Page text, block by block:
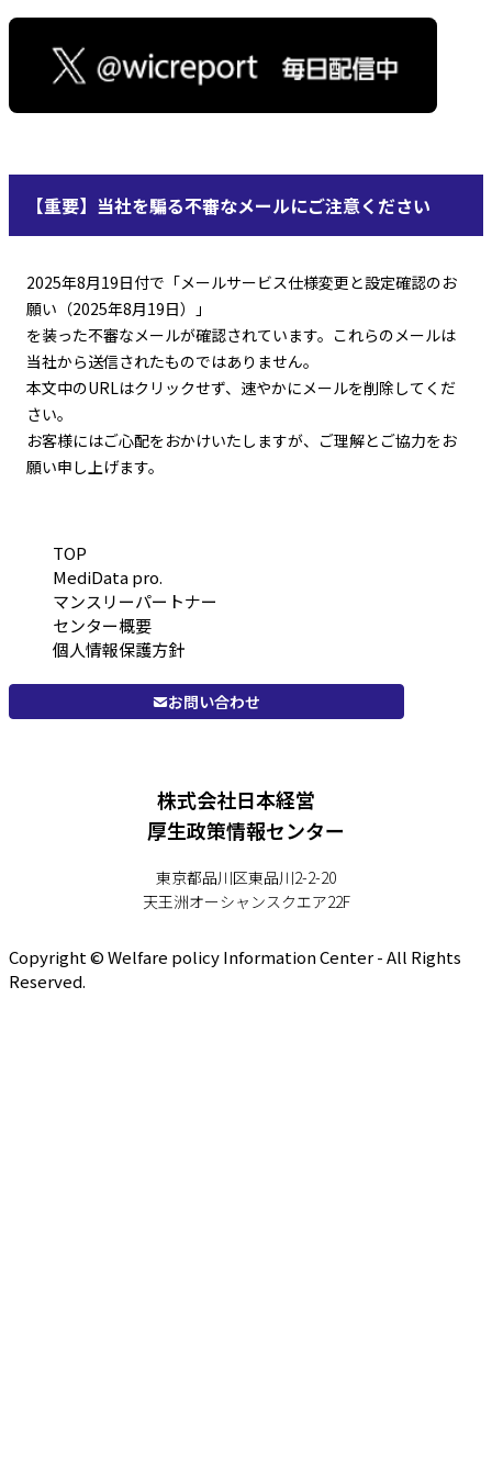
【重要】当社を騙る不審なメールにご注意ください
2025年8月19日付で「メールサービス仕様変更と設定確認のお
願い（2025年8月19日）」
を装った不審なメールが確認されています。これらのメールは
当社から送信されたものではありません。
本文中のURLはクリックせず、速やかにメールを削除してくだ
さい。
お客様にはご心配をおかけいたしますが、ご理解とご協力をお
願い申し上げます。
TOP
MediData pro.
マンスリーパートナー
センター概要
個人情報保護方針
お問い合わせ
株式会社日本経営
厚生政策情報センター
東京都品川区東品川2-2-20
天王洲オーシャンスクエア22F
Copyright © Welfare policy Information Center - All Rights
Reserved.